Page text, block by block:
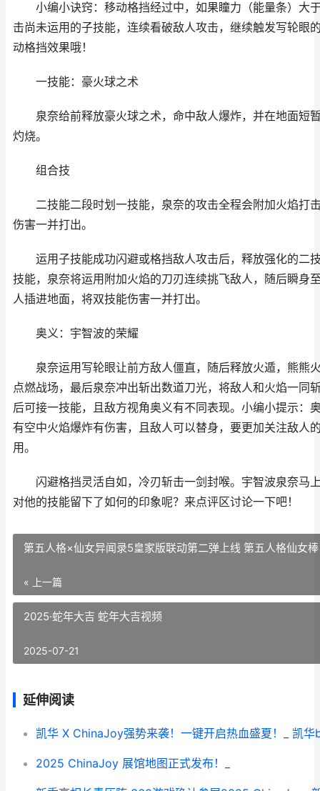
小编小诀窍：移动格挡经过中，如果瞳力（能量条）大
击尚未运用的子技能，连续看破敌人攻击，继续触发写轮眼
动格挡效果哦！
一技能：豪火球之术
泉奈给前释放豪火球之术，命中敌人爆炸，并在地面短
灼烧。
组合技
二技能二段时划一技能，泉奈的攻击全程会附加火焰打
伤害一并打出。
运用子技能成功闪避或格挡敌人攻击后，释放强化的二
技能，泉奈将运用附加火焰的刀刃连续挑飞敌人，随后瞬身
人插进地面，将双技能伤害一并打出。
奥义：宇智波的荣耀
泉奈运用写轮眼让前方敌人僵直，随后释放火遁，熊熊
点燃战场，最后泉奈冲出斩出数道刀光，将敌人和火焰一同
后可接一技能，且敌方视角奥义有不同表现。小编小提示：
有空中火焰爆炸有伤害，且敌人可以替身，要更加关注敌人
用。
闪避格挡灵活自如，冷刃斩击一剑封喉。宇智波泉奈马
对他的技能留下了如何的印象呢？来点评区讨论一下吧！
第五人格×仙女异闻录5皇家版联动第二弹上线 第五人格仙女棒
« 上一篇
2025·蛇年大吉 蛇年大吉视频
2025-07-21
延伸阅读
2025 ChinaJoy 展馆地图正式发布！_